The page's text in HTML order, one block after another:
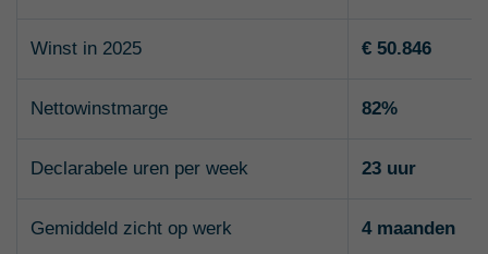
Winst in 2025 € 50.846
Nettowinstmarge 82%
Declarabele uren per week 23 uur
Gemiddeld zicht op werk 4 maanden